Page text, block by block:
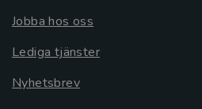
Jobba hos oss
Lediga tjänster
Nyhetsbrev